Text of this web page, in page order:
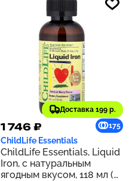
Доставка 199 р.
1 746 ₽ 175
ChildLife Essentials
ChildLife Essentials, Liquid
Iron, с натуральным
ягодным вкусом, 118 мл (4